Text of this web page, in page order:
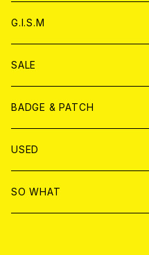
ANALOG
ANALOG
CD
ANALOG
アナログ
DVD
T-shirt & WEAR
G.I.S.M
CD
ANALOG
T-SHIRT & WEAR
DVD
SALE
BADGE & PATCH
BADGE
PATCH
USED
書籍
SO WHAT